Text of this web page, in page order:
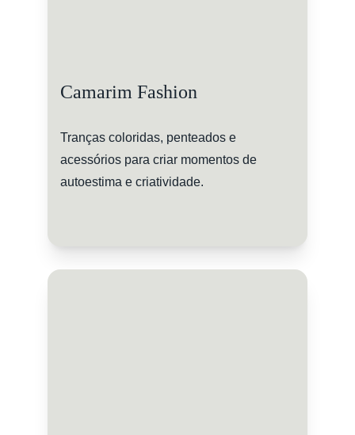
Camarim Fashion
Tranças coloridas, penteados e
acessórios para criar momentos de
autoestima e criatividade.